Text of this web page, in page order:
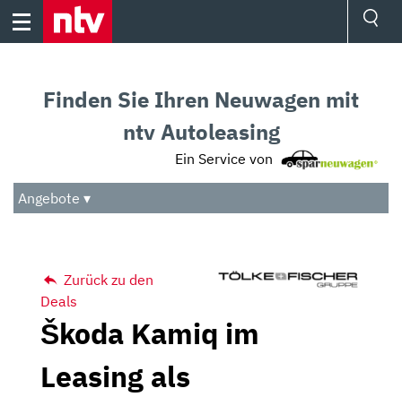
Skip
Audio
Das Beste
Finden Sie Ihren Neuwagen mit
ntv Autoleasing
Ein Service von
Angebote ▾
Zurück zu den
Deals
Škoda Kamiq im
Leasing als